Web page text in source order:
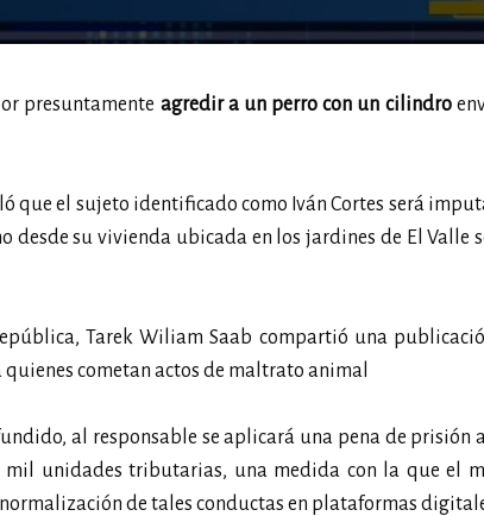
presuntamente agredir a un perro con un cilindro
que el sujeto identificado como Iván Cortes será
desde su vivienda ubicada en los jardines de El Valle
Tarek Wiliam Saab compartió una
cometan actos de maltrato animal
al responsable se aplicará una pena de prisión
unidades tributarias, una medida con la que el
de tales conductas en plataformas